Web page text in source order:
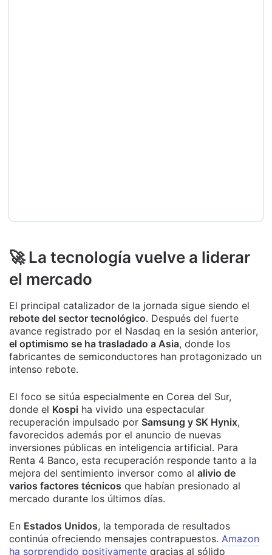
🚀 La tecnología vuelve a liderar
el mercado
El principal catalizador de la jornada sigue siendo el
rebote del sector tecnológico. Después del fuerte
avance registrado por el Nasdaq en la sesión anterior,
el optimismo se ha trasladado a Asia, donde los
fabricantes de semiconductores han protagonizado un
intenso rebote.
El foco se sitúa especialmente en Corea del Sur,
donde el Kospi ha vivido una espectacular
recuperación impulsado por Samsung y SK Hynix,
favorecidos además por el anuncio de nuevas
inversiones públicas en inteligencia artificial. Para
Renta 4 Banco, esta recuperación responde tanto a la
mejora del sentimiento inversor como al alivio de
varios factores técnicos que habían presionado al
mercado durante los últimos días.
En Estados Unidos, la temporada de resultados
continúa ofreciendo mensajes contrapuestos. Amazon
ha sorprendido positivamente gracias al sólido